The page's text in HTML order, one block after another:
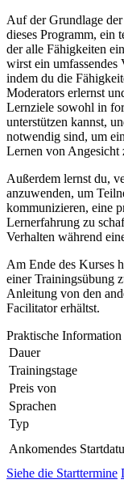
Auf der Grundlage
dieses Programm, ein
der alle Fähigkeiten
wirst ein umfassendes
indem du die
Moderators erlernst
Lernziele sowohl in
unterstützen kannst,
notwendig sind, um
Lernen von Angesicht
Außerdem lernst du,
anzuwenden, um
kommunizieren, eine
Lernerfahrung zu
Verhalten während
Am Ende des Kurses
einer Trainingsübung
Anleitung von den
Facilitator erhältst.
Praktische Information
Dauer
Trainingstage
Preis von
Sprachen
Typ
Ankomendes
Siehe die Starttermine